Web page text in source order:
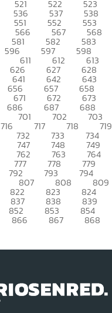
521 522 523
536 537 538
551 552 553
566 567 568
581 582 583
596 597 598
611 612 613
626 627 628
641 642 643
656 657 658
671 672 673
686 687 688
701 702 703
716 717 718 719
732 733 734
747 748 749
762 763 764
777 778 779
792 793 794
807 808 809
822 823 824
837 838 839
852 853 854
866 867 868